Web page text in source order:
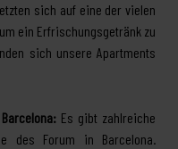
sich auf eine der vielen
ein Erfrischungsgetränk zu
sich unsere Apartments
Es gibt zahlreiche
des Forum in Barcelona.